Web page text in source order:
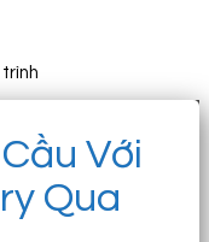
Với
Qua